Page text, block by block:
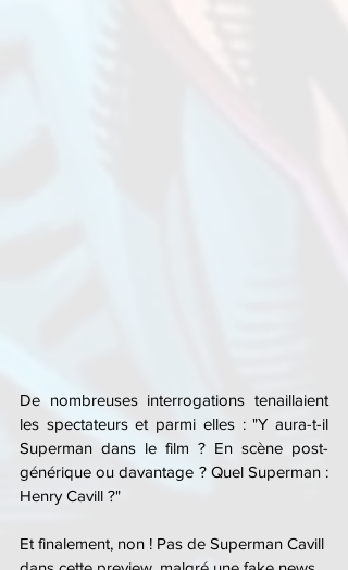
De nombreuses interrogations tenaillaient
les spectateurs et parmi elles : "Y aura-t-il
Superman dans le film ? En scène post-
générique ou davantage ? Quel Superman :
Henry Cavill ?"
Et finalement, non ! Pas de Superman Cavill